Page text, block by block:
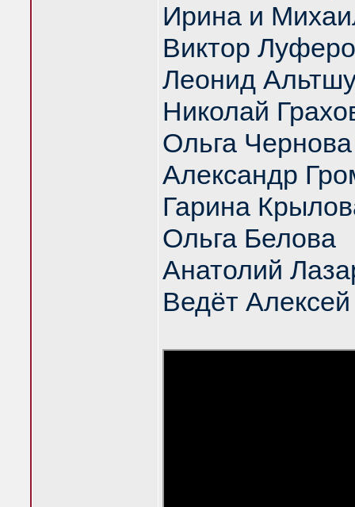
Ирина и
Виктор
Леонид
Николай
Ольга Чернова
Александр
Гарина
Ольга Белова
Анатолий
Ведёт